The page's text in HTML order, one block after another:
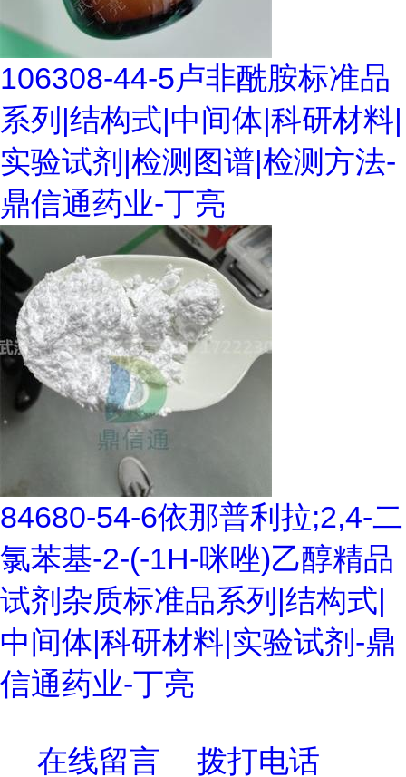
106308-44-5卢非酰胺标准品
系列|结构式|中间体|科研材料|
实验试剂|检测图谱|检测方法-
鼎信通药业-丁亮
84680-54-6依那普利拉;2,4-二
氯苯基-2-(-1H-咪唑)乙醇精品
试剂杂质标准品系列|结构式|
中间体|科研材料|实验试剂-鼎
信通药业-丁亮
在线留言 拨打电话